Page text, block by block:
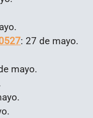
: 27 de mayo.
mayo.